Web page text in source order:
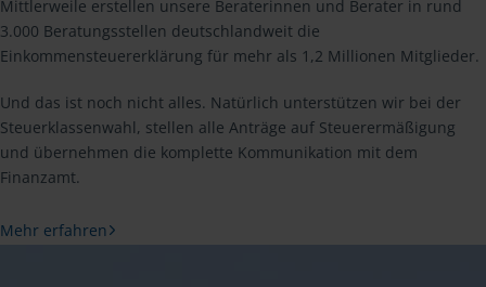
Mittlerweile erstellen unsere Beraterinnen und Berater in rund
3.000 Beratungsstellen deutschlandweit die
Einkommensteuererklärung für mehr als 1,2 Millionen Mitglieder.
Und das ist noch nicht alles. Natürlich unterstützen wir bei der
Steuerklassenwahl, stellen alle Anträge auf Steuerermäßigung
und übernehmen die komplette Kommunikation mit dem
Finanzamt.
Mehr erfahren